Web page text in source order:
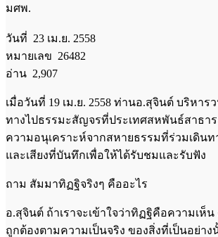
มศพ.
วันที่ 23 เม.ย. 2558
หมายเลข 26482
อ่าน 2,907
เมื่อวันที่ 19 เม.ย. 2558 ท่านอ.สุจินต์ บริหาร
ทางไปธรรมะสัญจรที่ประเทศสหพันธ์สาธา
ความอนุเคราะห์จากสหายธรรมที่ร่วมเดินท
และเสียงที่บันทึกเพื่อให้ได้รับชมและรับฟัง
ถาม สัมมาทิฏฐิจริงๆ คืออะไร
อ.สุจินต์ ถ้าเราจะเข้าใจว่าทิฏฐิคือความเห็
ถูกต้องตามความเป็นจริง ของสิ่งที่เป็นอย่าง